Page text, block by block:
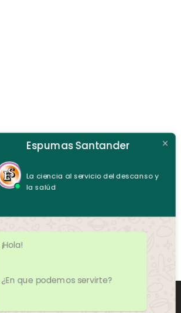
Espumas Santander
La ciencia al servicio del descanso y
la salúd
¡Hola!
¿En que podemos servirte?